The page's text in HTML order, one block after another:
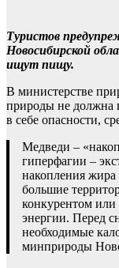
Туристов
Новосибирской
ищут пищу.
В министерстве
природы не должна
в себе опасности,
Медведи –
гиперфагии –
накопления жира
большие
конкурентом или
энергии. Перед
необходимые
минприроды